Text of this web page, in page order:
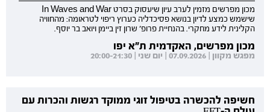
מכון מפרשים מזמין לערב עיון שיעסוק בסרט In Waves and War
שישמש כמצע לדיון בנושא פסיכדליה כערוץ ריפוי לטראומה: מהחוויה
הקלינית לידע מחקרי. בהנחיית פרופ' שרון זין ביימן ויואב בר יוסף.
מכון מפרשים, האקדמית ת"א יפו
מפגש מקוון | 07.09.2026 | יום שני | 20:00-21:30
חשיפה להכשרה בטיפול זוגי ממוקד רגשות והכרות עם